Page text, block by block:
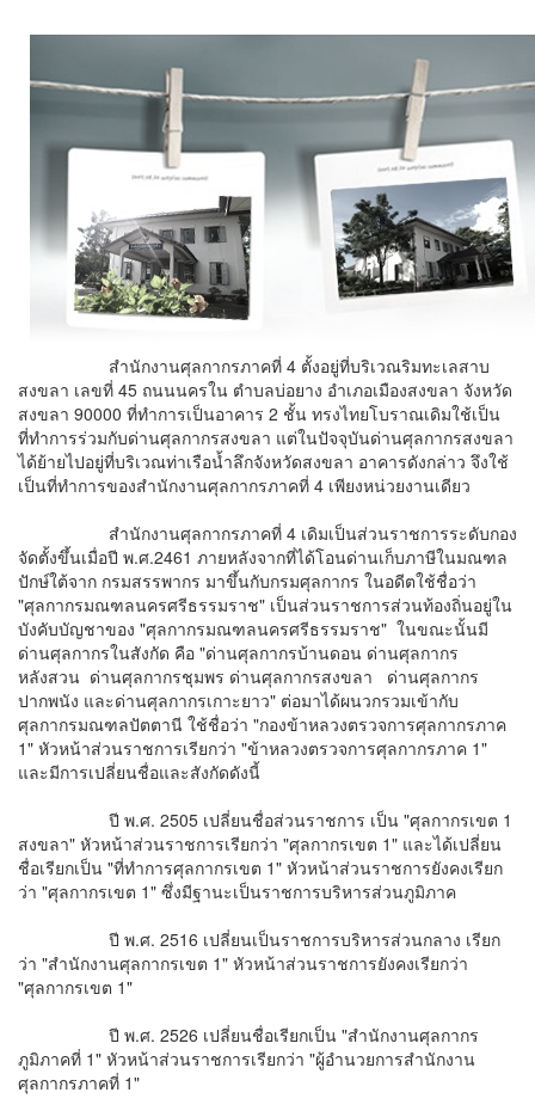
สำนักงานศุลกากรภาคที่ 4 ตั้งอยู่ที่บริเวณริมทะเลสาบ
สงขลา เลขที่ 45 ถนนนครใน ตำบลบ่อยาง อำเภอเมืองสงขลา จังหวัด
สงขลา 90000 ที่ทำการเป็นอาคาร 2 ชั้น ทรงไทยโบราณเดิมใช้เป็น
ที่ทำการร่วมกับด่านศุลกากรสงขลา แต่ในปัจจุบันด่านศุลกากรสงขลา
ได้ย้ายไปอยู่ที่บริเวณท่าเรือน้ำลึกจังหวัดสงขลา อาคารดังกล่าว จึงใช้
เป็นที่ทำการของสำนักงานศุลกากรภาคที่ 4 เพียงหน่วยงานเดียว
สำนักงานศุลกากรภาคที่ 4 เดิมเป็นส่วนราชการระดับกอง
จัดตั้งขึ้นเมื่อปี พ.ศ.2461 ภายหลังจากที่ได้โอนด่านเก็บภาษีในมณฑล
ปักษ์ใต้จาก กรมสรรพากร มาขึ้นกับกรมศุลกากร ในอดีตใช้ชื่อว่า
"ศุลกากรมณฑลนครศรีธรรมราช" เป็นส่วนราชการส่วนท้องถิ่นอยู่ใน
บังคับบัญชาของ "ศุลกากรมณฑลนครศรีธรรมราช" ในขณะนั้นมี
ด่านศุลกากรในสังกัด คือ "ด่านศุลกากรบ้านดอน ด่านศุลกากร
หลังสวน ด่านศุลกากรชุมพร ด่านศุลกากรสงขลา ด่านศุลกากร
ปากพนัง และด่านศุลกากรเกาะยาว" ต่อมาได้ผนวกรวมเข้ากับ
ศุลกากรมณฑลปัตตานี ใช้ชื่อว่า "กองข้าหลวงตรวจการศุลกากรภาค
1" หัวหน้าส่วนราชการเรียกว่า "ข้าหลวงตรวจการศุลกากรภาค 1"
และมีการเปลี่ยนชื่อและสังกัดดังนี้
ปี พ.ศ. 2505 เปลี่ยนชื่อส่วนราชการ เป็น "ศุลกากรเขต 1
สงขลา" หัวหน้าส่วนราชการเรียกว่า "ศุลกากรเขต 1" และได้เปลี่ยน
ชื่อเรียกเป็น "ที่ทำการศุลกากรเขต 1" หัวหน้าส่วนราชการยังคงเรียก
ว่า "ศุลกากรเขต 1" ซึ่งมีฐานะเป็นราชการบริหารส่วนภูมิภาค
ปี พ.ศ. 2516 เปลี่ยนเป็นราชการบริหารส่วนกลาง เรียก
ว่า "สำนักงานศุลกากรเขต 1" หัวหน้าส่วนราชการยังคงเรียกว่า
"ศุลกากรเขต 1"
ปี พ.ศ. 2526 เปลี่ยนชื่อเรียกเป็น "สำนักงานศุลกากร
ภูมิภาคที่ 1" หัวหน้าส่วนราชการเรียกว่า "ผู้อำนวยการสำนักงาน
ศุลกากรภาคที่ 1"